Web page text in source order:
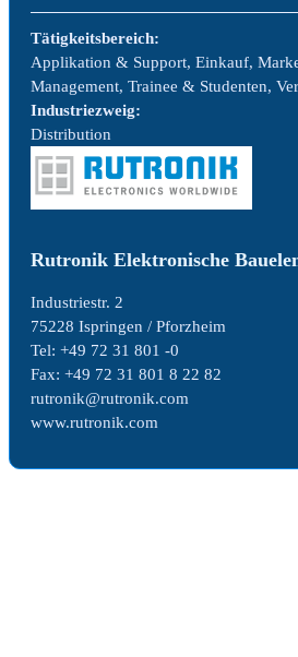
Tätigkeitsbereich:
Applikation & Support, Einkauf,
Management, Trainee & Studenten,
Industriezweig:
Distribution
Rutronik Elektronische
Industriestr. 2
75228 Ispringen / Pforzheim
Tel: +49 72 31 801 -0
Fax: +49 72 31 801 8 22 82
rutronik@rutronik.com
www.rutronik.com